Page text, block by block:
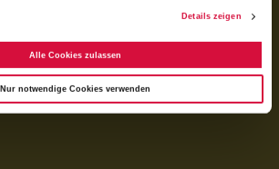
Details zeigen
Alle Cookies zulassen
Nur notwendige Cookies verwenden
QUICKLINKS